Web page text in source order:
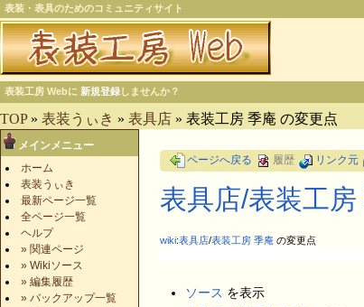
表装・表具のためのコミュニティサイト
表装工房 Webに 新規登録しませんか？
TOP» 表装うぃき » 表具店 » 表装工房 季庵 の変更点
メインメニュー
ホーム
表装うぃき
最新ページ一覧
全ページ一覧
ヘルプ
» 関連ページ
» Wikiソース
» 編集履歴
» バックアップ一覧
ページへ戻る 履歴 リンク元
表具店​/表装工房
wiki:表具店/表装工房 季庵 の変更点
ソース を表示